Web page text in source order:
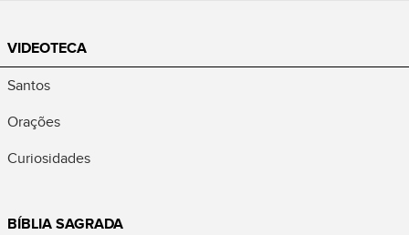
VIDEOTECA
Santos
Orações
Curiosidades
BÍBLIA SAGRADA